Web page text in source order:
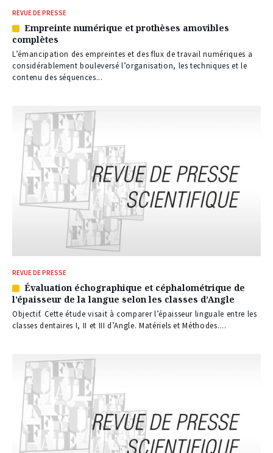
REVUE DE PRESSE
Article
réservé
à
nos
abonnés
Empreinte numérique et prothèses amovibles
complètes
L’émancipation des empreintes et des flux de travail numériques a
considérablement bouleversé l’organisation, les techniques et le
contenu des séquences...
REVUE DE PRESSE
Article
réservé
à
nos
Évaluation échographique et céphalométrique de
l’épaisseur de la langue selon les classes d’Angle
Objectif. Cette étude visait à comparer l’épaisseur linguale entre les
classes dentaires I, II et III d’Angle. Matériels et Méthodes....